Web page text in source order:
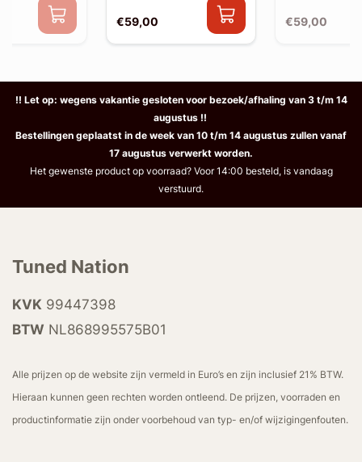
€59,00 €59,00
!! Let op: wegens vakantie gesloten voor bezoek/afhaling van 3 t/m 14
augustus !!
Bestellingen geplaatst in de week van 10 t/m 14 augustus zullen vanaf
17 augustus verwerkt worden.
Het gewenste product op voorraad? Voor 14:00 besteld, is vandaag
verstuurd.
Tuned Nation
KVK 99447398
BTW NL868995575B01
Alle prijzen op de website zijn vermeld in Euro’s en zijn inclusief 21% BTW.
Hieraan kunnen geen rechten worden ontleend. De prijzen, voorraden en
productinformatie zijn onder voorbehoud van typ- en/of wijzigingenfouten.